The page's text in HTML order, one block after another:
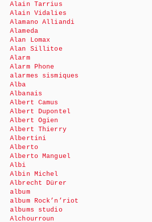
Alain Tarrius
Alain Vidalies
Alamano Alliandi
Alameda
Alan Lomax
Alan Sillitoe
Alarm
Alarm Phone
alarmes sismiques
Alba
Albanais
Albert Camus
Albert Dupontel
Albert Ogien
Albert Thierry
Albertini
Alberto
Alberto Manguel
Albi
Albin Michel
Albrecht Dürer
album
album Rock’n’riot
albums studio
Alchourroun